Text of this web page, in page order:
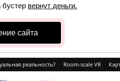
бустер вернут деньги.
сайта
реальность? Room-scale VR